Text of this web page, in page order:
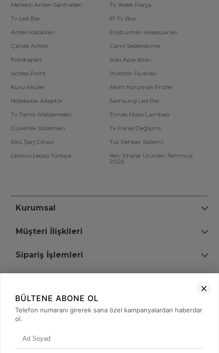
Merkezi Anten Santralleri
Tv Yedek Parça
Tv Led Bar
IP Tv Box
Anten Kabloları
Enstrüman Aksesuarları
Çanak Anten
Cami Seslendirme
Fotokapan
Askı Aparatları
Access Point
İnvertör Fiyatları
Kuru Aküler
Akım Korumalı Prizler
Notebook Adaptör
Samsung Led Bar
Tv Tamir Malzemeleri
Tırnak Masa Lambası
Güvenlik Sistemleri
Tv Panel Değişimi
Akü Şarj Cihazı
Tur Rehber Sistemi
Lenovo Lecoo Türkiye
Yeni İthalat Ürünleri Temmuz
2026
Kurumsal
Müşteri İlişkileri
Sipariş İşlemleri
+90 (850) 473 08 08
BÜLTENE ABONE OL
Telefon numaranı girerek sana özel kampanyalardan haberdar
ol.